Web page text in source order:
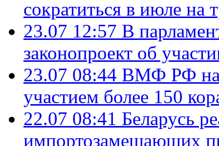
сократиться в июле на
23.07 12:57 В
законопроект об
23.07 08:44 ВМФ РФ
участием более 150
22.07 08:41 Беларусь
импортозамещающих